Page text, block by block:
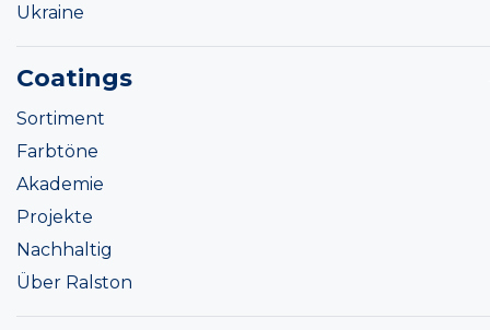
Ukraine
Coatings
Sortiment
Farbtöne
Akademie
Projekte
Nachhaltig
Über Ralston